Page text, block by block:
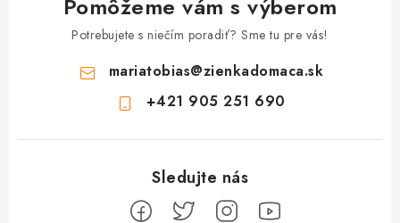
Pomôžeme vám s výberom
Potrebujete s niečím poradiť? Sme tu pre vás!
mariatobias@zienkadomaca.sk
+421 905 251 690